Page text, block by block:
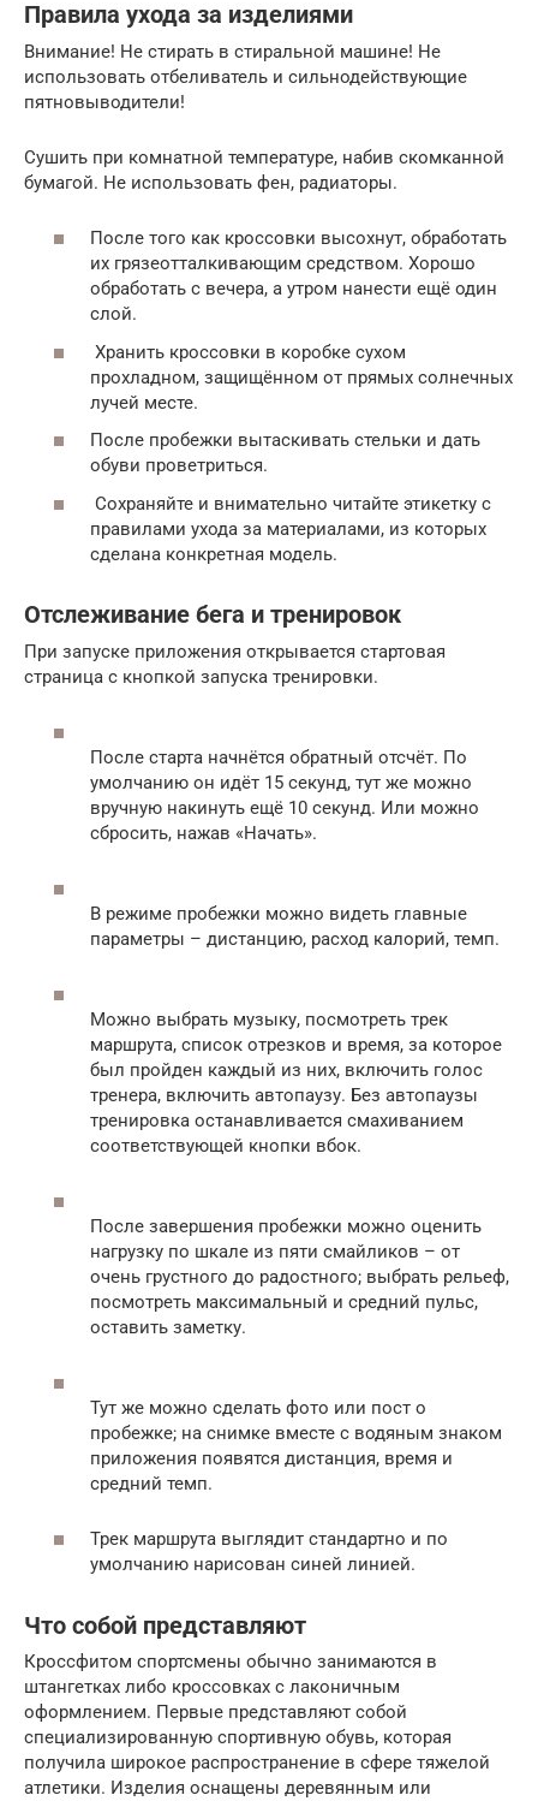
Правила ухода за изделиями
Внимание! Не стирать в стиральной машине! Не
использовать отбеливатель и сильнодействующие
пятновыводители!
Сушить при комнатной температуре, набив скомканной
бумагой. Не использовать фен, радиаторы.
После того как кроссовки высохнут, обработать
их грязеотталкивающим средством. Хорошо
обработать с вечера, а утром нанести ещё один
слой.
Хранить кроссовки в коробке сухом
прохладном, защищённом от прямых солнечных
лучей месте.
После пробежки вытаскивать стельки и дать
обуви проветриться.
Сохраняйте и внимательно читайте этикетку с
правилами ухода за материалами, из которых
сделана конкретная модель.
Отслеживание бега и тренировок
При запуске приложения открывается стартовая
страница с кнопкой запуска тренировки.
После старта начнётся обратный отсчёт. По
умолчанию он идёт 15 секунд, тут же можно
вручную накинуть ещё 10 секунд. Или можно
сбросить, нажав «Начать».
В режиме пробежки можно видеть главные
параметры – дистанцию, расход калорий, темп.
Можно выбрать музыку, посмотреть трек
маршрута, список отрезков и время, за которое
был пройден каждый из них, включить голос
тренера, включить автопаузу. Без автопаузы
тренировка останавливается смахиванием
соответствующей кнопки вбок.
После завершения пробежки можно оценить
нагрузку по шкале из пяти смайликов – от
очень грустного до радостного; выбрать рельеф,
посмотреть максимальный и средний пульс,
оставить заметку.
Тут же можно сделать фото или пост о
пробежке; на снимке вместе с водяным знаком
приложения появятся дистанция, время и
средний темп.
Трек маршрута выглядит стандартно и по
умолчанию нарисован синей линией.
Что собой представляют
Кроссфитом спортсмены обычно занимаются в
штангетках либо кроссовках с лаконичным
оформлением. Первые представляют собой
специализированную спортивную обувь, которая
получила широкое распространение в сфере тяжелой
атлетики. Изделия оснащены деревянным или